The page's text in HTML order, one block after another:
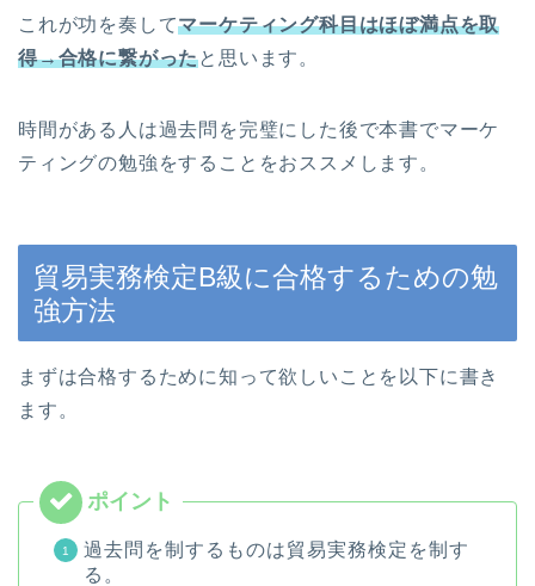
これが功を奏してマーケティング科目はほぼ満点を取
得→合格に繋がったと思います。
時間がある人は過去問を完璧にした後で本書でマーケ
ティングの勉強をすることをおススメします。
貿易実務検定B級に合格するための勉
強方法
まずは合格するために知って欲しいことを以下に書き
ます。
過去問を制するものは貿易実務検定を制す
る。